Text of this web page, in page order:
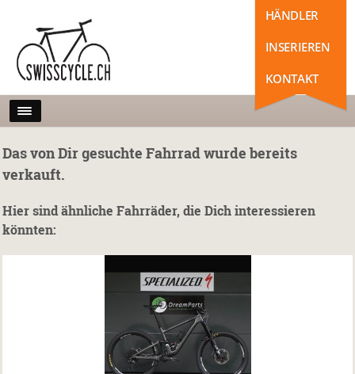
HÄNDLER
INSERIEREN
KONTAKT
Das von Dir gesuchte Fahrrad wurde bereits
verkauft.
Hier sind ähnliche Fahrräder, die Dich interessieren
könnten: